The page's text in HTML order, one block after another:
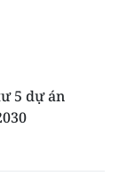
5 dự án